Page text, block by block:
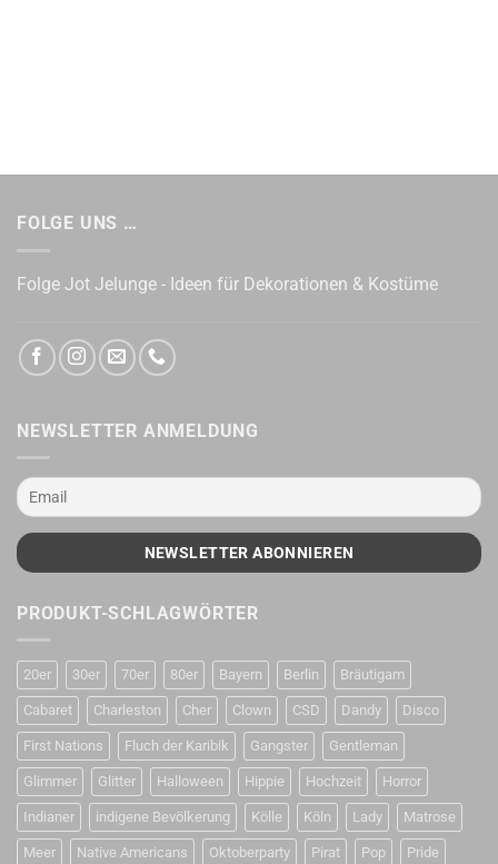
FOLGE UNS …
Folge Jot Jelunge - Ideen für Dekorationen & Kostüme
NEWSLETTER ANMELDUNG
PRODUKT-SCHLAGWÖRTER
20er 30er 70er 80er Bayern Berlin Bräutigam
Cabaret Charleston Cher Clown CSD Dandy Disco
First Nations Fluch der Karibik Gangster Gentleman
Glimmer Glitter Halloween Hippie Hochzeit Horror
Indianer indigene Bevölkerung Kölle Köln Lady Matrose
Meer Native Americans Oktoberparty Pirat Pop Pride